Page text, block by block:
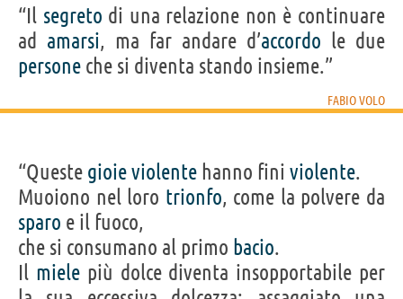
“Il segreto di una relazione non è continuare
ad amarsi, ma far andare d’accordo le due
persone che si diventa stando insieme.”
FABIO VOLO
“Queste gioieviolente hanno fini violente.
Muoiono nel loro trionfo, come la polvere da
sparo e il fuoco,
che si consumano al primo bacio.
Il mielepiù dolce diventa insopportabile per